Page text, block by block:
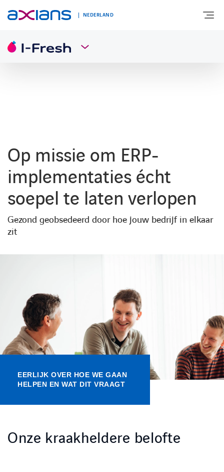
NEDERLAND
NIEUWS & INSPIRATIE
Nieuws
Events
Contact
Op missie om ERP-
implementaties écht
soepel te laten verlopen
Gezond geobsedeerd door hoe jouw bedrijf in elkaar
zit
EERLIJK OVER HOE WE GAAN
HELPEN EN WAT DIT VRAAGT
Onze kraakheldere belofte